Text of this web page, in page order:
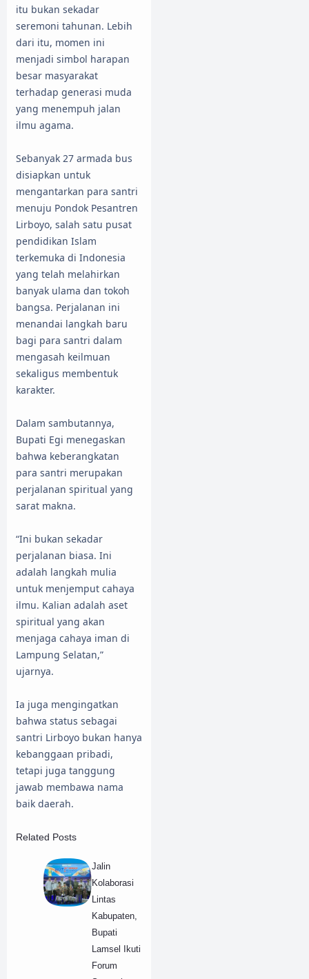
itu bukan sekadar
seremoni tahunan. Lebih
dari itu, momen ini
menjadi simbol harapan
besar masyarakat
terhadap generasi muda
yang menempuh jalan
ilmu agama.
Sebanyak 27 armada bus
disiapkan untuk
mengantarkan para santri
menuju Pondok Pesantren
Lirboyo, salah satu pusat
pendidikan Islam
terkemuka di Indonesia
yang telah melahirkan
banyak ulama dan tokoh
bangsa. Perjalanan ini
menandai langkah baru
bagi para santri dalam
mengasah keilmuan
sekaligus membentuk
karakter.
Dalam sambutannya,
Bupati Egi menegaskan
bahwa keberangkatan
para santri merupakan
perjalanan spiritual yang
sarat makna.
“Ini bukan sekadar
perjalanan biasa. Ini
adalah langkah mulia
untuk menjemput cahaya
ilmu. Kalian adalah aset
spiritual yang akan
menjaga cahaya iman di
Lampung Selatan,”
ujarnya.
Ia juga mengingatkan
bahwa status sebagai
santri Lirboyo bukan hanya
kebanggaan pribadi,
tetapi juga tanggung
jawab membawa nama
baik daerah.
Related Posts
Jalin
Kolaborasi
Lintas
Kabupaten,
Bupati
Lamsel Ikuti
Forum